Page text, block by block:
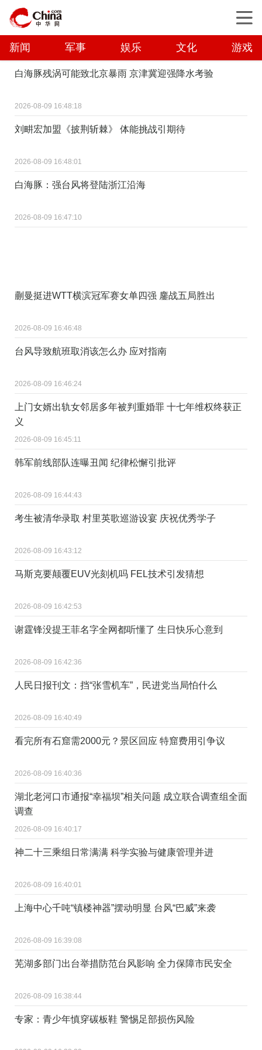
新闻 军事 娱乐 文化 游戏
白海豚残涡可能致北京暴雨 京津冀迎强降水考验
2026-08-09 16:48:18
刘畊宏加盟《披荆斩棘》 体能挑战引期待
2026-08-09 16:48:01
白海豚：强台风将登陆浙江沿海
2026-08-09 16:47:10
蒯曼挺进WTT横滨冠军赛女单四强 鏖战五局胜出
2026-08-09 16:46:48
台风导致航班取消该怎么办 应对指南
2026-08-09 16:46:24
上门女婿出轨女邻居多年被判重婚罪 十七年维权终获正
义
2026-08-09 16:45:11
韩军前线部队连曝丑闻 纪律松懈引批评
2026-08-09 16:44:43
考生被清华录取 村里英歌巡游设宴 庆祝优秀学子
2026-08-09 16:43:12
马斯克要颠覆EUV光刻机吗 FEL技术引发猜想
2026-08-09 16:42:53
谢霆锋没提王菲名字全网都听懂了 生日快乐心意到
2026-08-09 16:42:36
人民日报刊文：挡“张雪机车”，民进党当局怕什么
2026-08-09 16:40:49
看完所有石窟需2000元？景区回应 特窟费用引争议
2026-08-09 16:40:36
湖北老河口市通报“幸福坝”相关问题 成立联合调查组全面
调查
2026-08-09 16:40:17
神二十三乘组日常满满 科学实验与健康管理并进
2026-08-09 16:40:01
上海中心千吨“镇楼神器”摆动明显 台风“巴威”来袭
2026-08-09 16:39:08
芜湖多部门出台举措防范台风影响 全力保障市民安全
2026-08-09 16:38:44
专家：青少年慎穿碳板鞋 警惕足部损伤风险